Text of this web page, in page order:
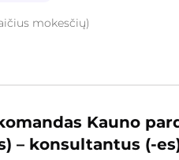
mokesčių)
Kauno
– konsultantus (-es)